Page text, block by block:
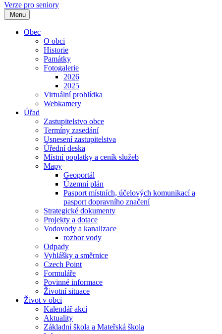
Verze pro seniory
Menu
Obec
O obci
Historie
Památky
Fotogalerie
2026
2025
Virtuální prohlídka
Webkamery
Úřad
Zastupitelstvo obce
Termíny zasedání
Usnesení zastupitelstva
Úřední deska
Místní poplatky a ceník služeb
Mapy
Geoportál
Územní plán
Pasport místních, účelových komunikací a
pasport dopravního značení
Strategické dokumenty
Projekty a dotace
Vodovody a kanalizace
rozbor vody
Odpady
Vyhlášky a směrnice
Czech Point
Formuláře
Povinné informace
Životní situace
Život v obci
Kalendář akcí
Aktuality
Základní škola a Mateřská škola